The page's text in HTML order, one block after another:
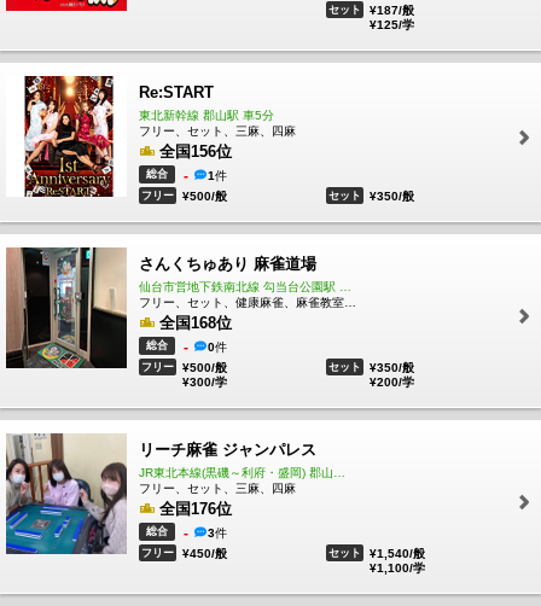
セット
¥187/般
¥125/学
Re:START
東北新幹線 郡山駅 車5分
フリー、セット、三麻、四麻
全国156位
総合 - 1件
フリー ¥500/般 セット ¥350/般
さんくちゅあり 麻雀道場
全国168位
総合 - 0件
フリー
¥500/般
¥300/学
セット
¥350/般
¥200/学
リーチ麻雀 ジャンパレス
フリー、セット、三麻、四麻
全国176位
総合 - 3件
フリー ¥450/般 セット
¥1,540/般
¥1,100/学